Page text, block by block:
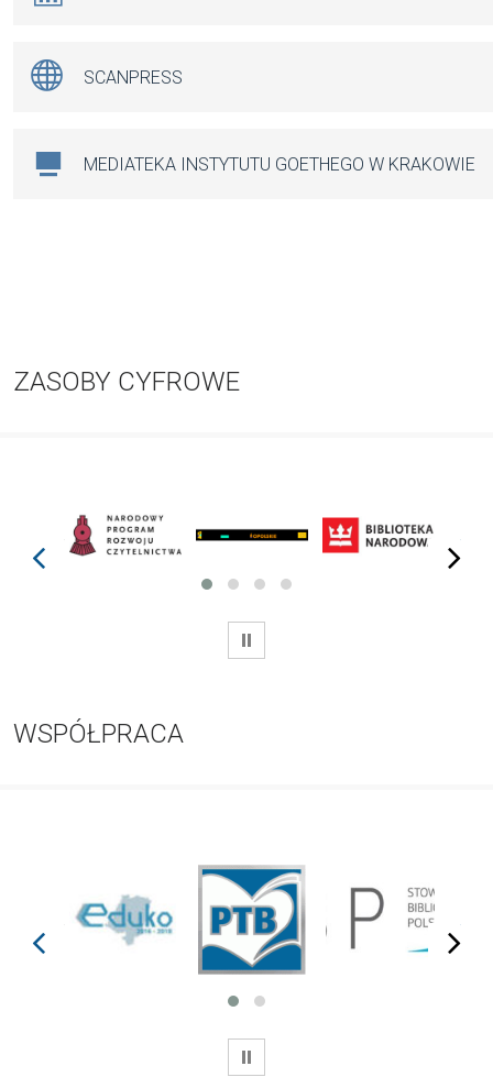
SCANPRESS
MEDIATEKA INSTYTUTU GOETHEGO W KRAKOWIE
ZASOBY CYFROWE
prev next
WSTRZYMAJ
WSPÓŁPRACA
next
WSTRZYMAJ